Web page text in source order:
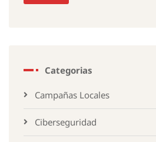
Categorias
Campañas Locales
Ciberseguridad